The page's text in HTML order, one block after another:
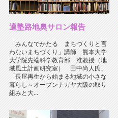
適塾路地奥サロン報告
「みんなでかたる まちづくりと言
わないまちづくり」講師 熊本大学
大学院先端科学教育部 准教授（地
域風土計画研究室） 田中尚人氏、
「長屋再生から始まる地域の小さな
暮らし～オープンナガヤ大阪の取り
組みと大...